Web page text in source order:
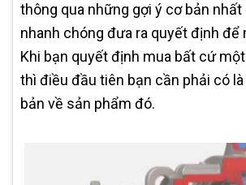
thông qua những gợi ý cơ bản
nhanh chóng đưa ra quyết định để
Khi bạn quyết định mua bất cứ
thì điều đầu tiên bạn cần phải có
bản về sản phẩm đó.